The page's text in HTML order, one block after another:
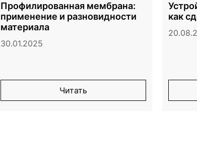
Профилированная мембрана:
применение и разновидности
материала
30.01.2025
Читать
как